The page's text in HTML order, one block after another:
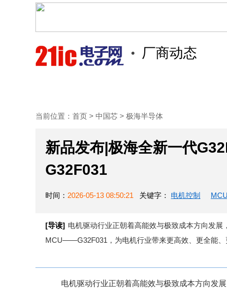
厂商动态
当前位置： 首页 > 中国芯 > 极海半导体
新品发布|极海全新一代
G32F031
时间： 2026-05-13 08:50:21 关键字： 电机控制 MCU
[导读] 电机驱动行业正朝着高能效与极致成本方向发
MCU——G32F031，为电机行业带来更高效、更全能、
电机驱动行业正朝着高能效与极致成本方向发